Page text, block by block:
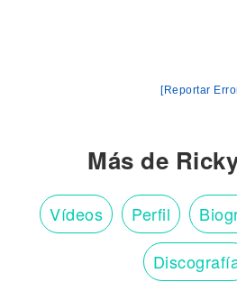
[Reportar
Más de
Vídeos Perfil